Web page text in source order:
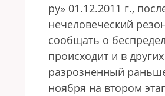
ру» 01.12.2011 г.,
нечеловеческий
сообщать о
происходит и в
разрозненный
ноября на втором